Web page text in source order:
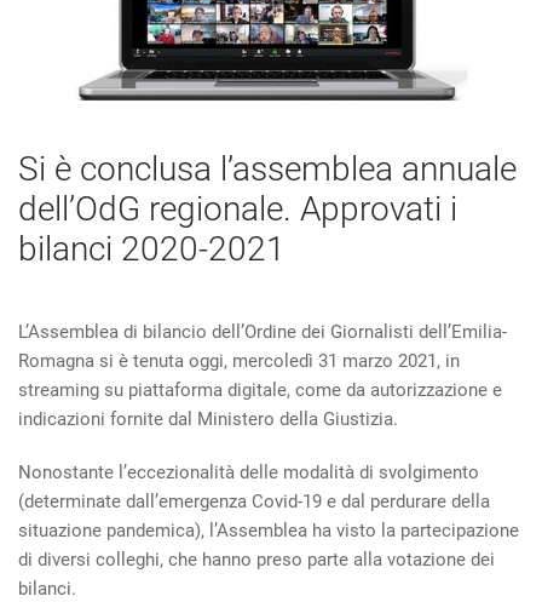
Si è conclusa l’assemblea annuale
dell’OdG regionale. Approvati i
bilanci 2020-2021
L’Assemblea di bilancio dell’Ordine dei Giornalisti dell’Emilia-
Romagna si è tenuta oggi, mercoledì 31 marzo 2021, in
streaming su piattaforma digitale, come da autorizzazione e
indicazioni fornite dal Ministero della Giustizia.
Nonostante l’eccezionalità delle modalità di svolgimento
(determinate dall’emergenza Covid-19 e dal perdurare della
situazione pandemica), l’Assemblea ha visto la partecipazione
di diversi colleghi, che hanno preso parte alla votazione dei
bilanci.